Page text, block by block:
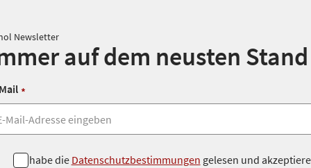
Newsletter
auf dem neusten Stand
*
Ich habe die Datenschutzbestimmungen gelesen und